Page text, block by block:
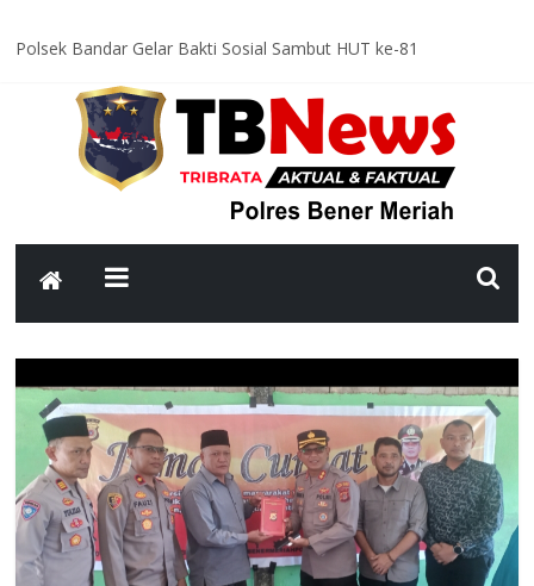
Polsek Bandar Gelar Bakti Sosial Sambut HUT ke-81
Satlantas Polres Bener Meriah Intensifkan Patroli Malam, Cegah
Balap Liar dan Tekan Angka Kecelakaan
Asah Kemampuan Personel, Polres Bener Meriah Gelar Latihan
Dalmas Tingkatkan Kesiapsiagaan Hadapi Gangguan Kamtibmas
Patroli Malam Polsek Wih Pesam Intensifkan Antisipasi
Ajak Warga Tingkatkan Kewaspadaan dan Jaga Kamtibmas